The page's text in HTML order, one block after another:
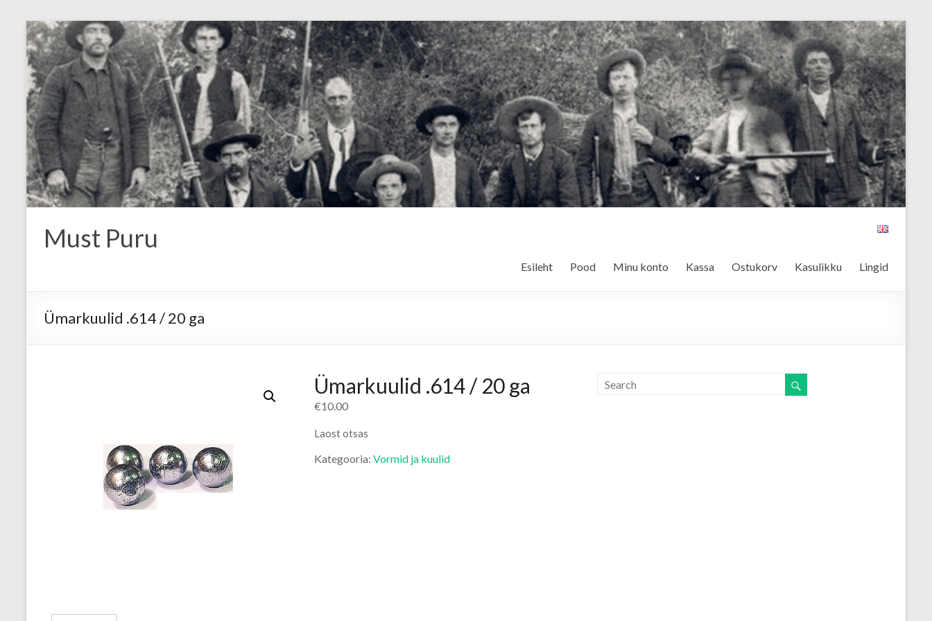
Must Puru
Esileht Pood Minu konto Kassa Ostukorv Kasulikku Lingid
Ümarkuulid .614 / 20 ga
Ümarkuulid .614 / 20 ga
€10.00
Laost otsas
Kategooria: Vormid ja kuulid